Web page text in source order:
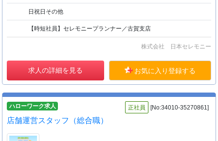
日祝日その他
【時短社員】セレモニープランナー／古賀支店
株式会社 日本セレモニー
求人の詳細を見る お気に入り登録する
ハローワーク求人 正社員 [No:34010-35270861]
店舗運営スタッフ（総合職）